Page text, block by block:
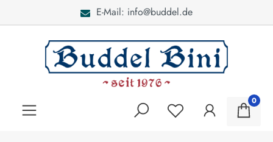
E-Mail: info@buddel.de
0